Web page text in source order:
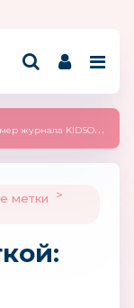
2025 (сентябрь)
метки
>